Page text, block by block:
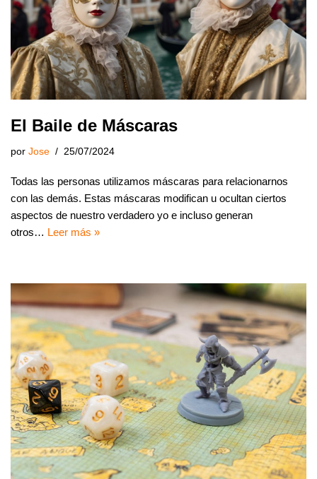
El Baile de Máscaras
por Jose 25/07/2024
Todas las personas utilizamos máscaras para relacionarnos
con las demás. Estas máscaras modifican u ocultan ciertos
aspectos de nuestro verdadero yo e incluso generan
otros… Leer más »